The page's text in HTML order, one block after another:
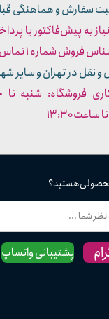
هستید؟
پشتیبانی واتساپ
سفارش و هماهنگی
به پیش‌فاکتور یا
فروش شماره ۱ تماس بگیرید.
و نقل در تهران و سایر
۱۳:۳۰​​​​​​​